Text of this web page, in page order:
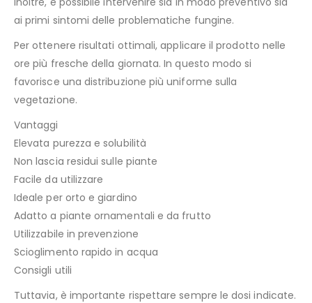
ai primi sintomi delle problematiche fungine.
Per ottenere risultati ottimali, applicare il prodotto nelle
ore più fresche della giornata. In questo modo si
favorisce una distribuzione più uniforme sulla
vegetazione.
Vantaggi
Elevata purezza e solubilità
Non lascia residui sulle piante
Facile da utilizzare
Ideale per orto e giardino
Adatto a piante ornamentali e da frutto
Utilizzabile in prevenzione
Scioglimento rapido in acqua
Consigli utili
Tuttavia, è importante rispettare sempre le dosi indicate.